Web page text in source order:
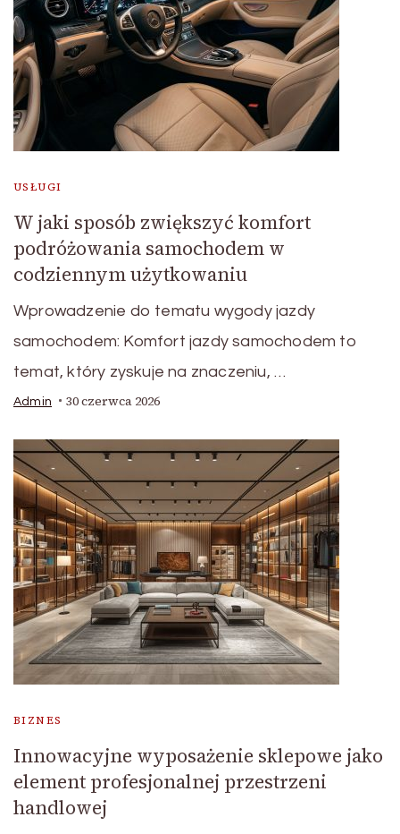
USŁUGI
W jaki sposób zwiększyć komfort
podróżowania samochodem w
codziennym użytkowaniu
Wprowadzenie do tematu wygody jazdy
samochodem: Komfort jazdy samochodem to
temat, który zyskuje na znaczeniu, …
Admin 30 czerwca 2026
BIZNES
Innowacyjne wyposażenie sklepowe jako
element profesjonalnej przestrzeni
handlowej